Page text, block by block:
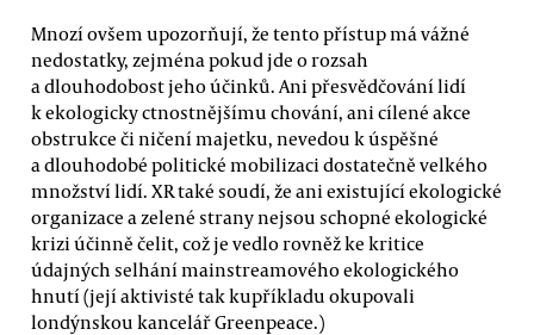
Mnozí ovšem upozorňují, že tento přístup má vážné
nedostatky, zejména pokud jde o rozsah
a dlouhodobost jeho účinků. Ani přesvědčování lidí
k ekologicky ctnostnějšímu chování, ani cílené akce
obstrukce či ničení majetku, nevedou k úspěšné
a dlouhodobé politické mobilizaci dostatečně velkého
množství lidí. XR také soudí, že ani existující ekologické
organizace a zelené strany nejsou schopné ekologické
krizi účinně čelit, což je vedlo rovněž ke kritice
údajných selhání mainstreamového ekologického
hnutí (její aktivisté tak kupříkladu okupovali
londýnskou kancelář Greenpeace.)